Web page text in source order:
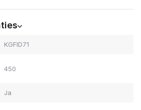
KGFID71
450
Ja